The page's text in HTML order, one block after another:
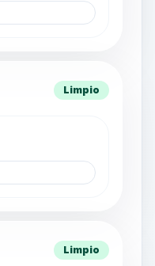
Limpio
Limpio